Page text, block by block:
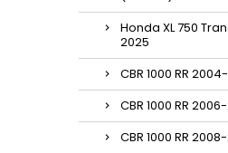
Honda XL 750
2025
CBR 1000 RR
CBR 1000 RR
CBR 1000 RR